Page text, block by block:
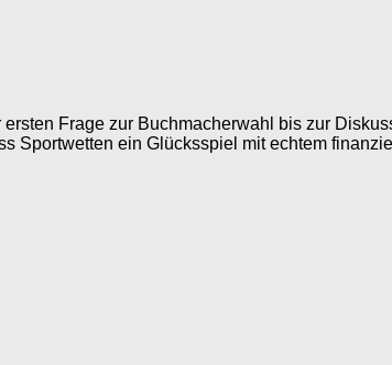
Frage zur Buchmacherwahl bis zur
Sportwetten ein Glücksspiel mit echtem